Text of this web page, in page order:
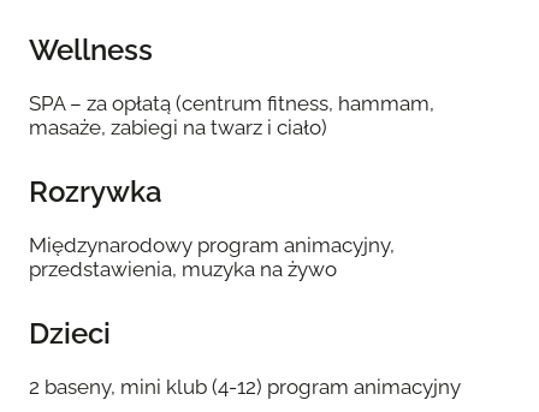
Wellness
SPA – za opłatą (centrum fitness, hammam,
masaże, zabiegi na twarz i ciało)
Rozrywka
Międzynarodowy program animacyjny,
przedstawienia, muzyka na żywo
Dzieci
2 baseny, mini klub (4-12) program animacyjny